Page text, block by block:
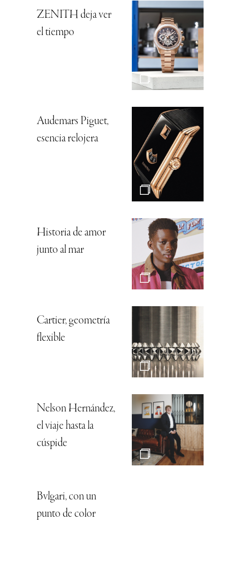
ZENITH deja ver
el tiempo
Audemars Piguet,
esencia relojera
Historia de amor
junto al mar
Cartier, geometría
flexible
Nelson Hernández,
el viaje hasta la
cúspide
Bvlgari, con un
punto de color